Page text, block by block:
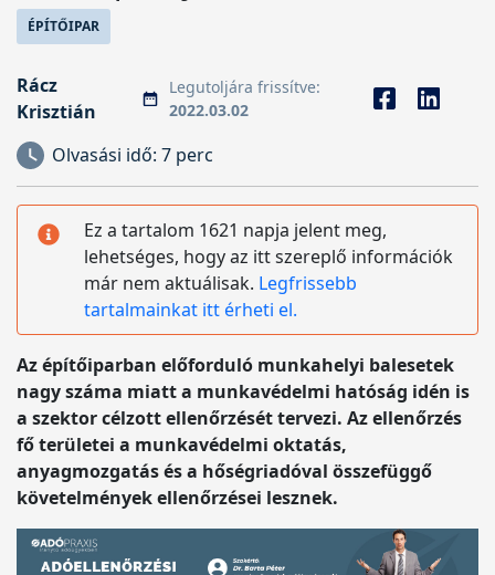
ÉPÍTŐIPAR
Rácz
Krisztián
Legutoljára frissítve:
2022.03.02
Olvasási idő: 7 perc
Ez a tartalom 1621 napja jelent meg,
lehetséges, hogy az itt szereplő információk
már nem aktuálisak. Legfrissebb
tartalmainkat itt érheti el.
Az építőiparban előforduló munkahelyi balesetek
nagy száma miatt a munkavédelmi hatóság idén is
a szektor célzott ellenőrzését tervezi. Az ellenőrzés
fő területei a munkavédelmi oktatás,
anyagmozgatás és a hőségriadóval összefüggő
követelmények ellenőrzései lesznek.